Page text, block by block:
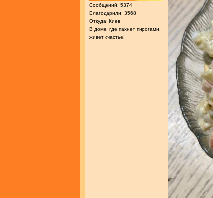
Сообщений: 5374
Благодарили: 3568
Откуда: Киев
В доме, где пахнет пирогами,
живет счастье!